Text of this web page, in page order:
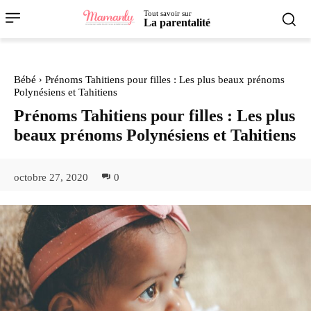
Tout savoir sur
La parentalité
Bébé
Prénoms Tahitiens pour filles : Les plus beaux prénoms
Polynésiens et Tahitiens
Prénoms Tahitiens pour filles : Les plus
beaux prénoms Polynésiens et Tahitiens
octobre 27, 2020 0